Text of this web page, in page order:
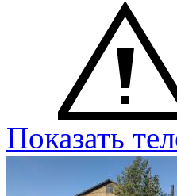
Показать